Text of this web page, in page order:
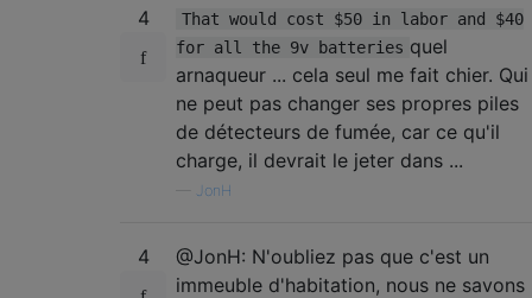
4
That would cost $50 in labor and $40
for all the 9v batteries quel
arnaqueur ... cela seul me fait chier. Qui
ne peut pas changer ses propres piles
de détecteurs de fumée, car ce qu'il
charge, il devrait le jeter dans ...
JonH
4
@JonH: N'oubliez pas que c'est un
immeuble d'habitation, nous ne savons